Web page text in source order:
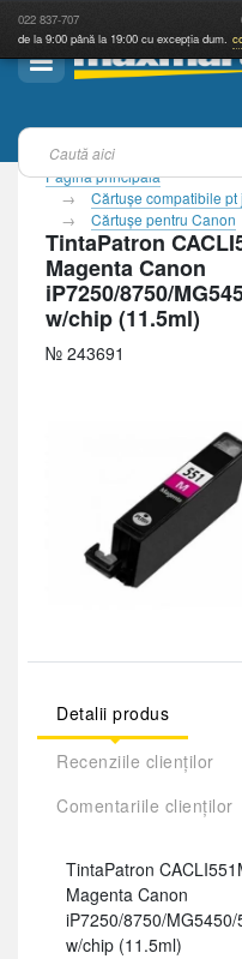
022 837-707
de la 9:00 până la 19:00 cu excepția dum.
Pagina principală
Cărtuşe compatibile pt
Cărtuşe pentru Canon
TintaPatron
Magenta Canon
iP7250/8750/
w/chip (11.5ml)
№ 243691
Detalii produs
Recenziile clienților
Comentariile clienților
TintaPatron
Magenta Canon
iP7250/8750/
w/chip (11.5ml)